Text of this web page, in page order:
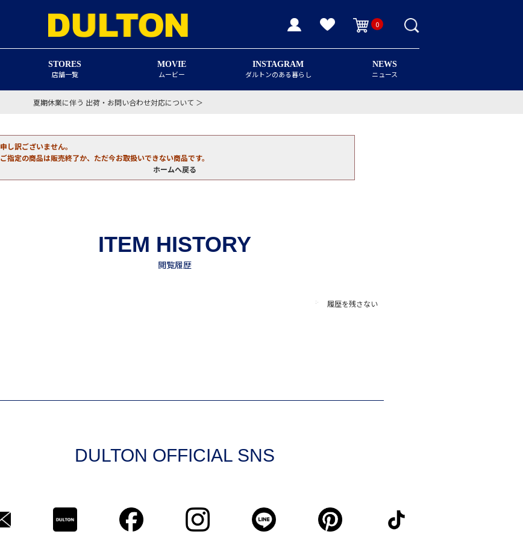
0
STORES
店舗一覧
MOVIE
ムービー
INSTAGRAM
ダルトンのある暮らし
NEWS
ニュース
夏期休業に伴う 出荷・お問い合わせ対応について ＞
申し訳ございません。
ご指定の商品は販売終了か、ただ今お取扱いできない商品です。
ホームへ戻る
履歴を残さない
DULTON OFFICIAL SNS